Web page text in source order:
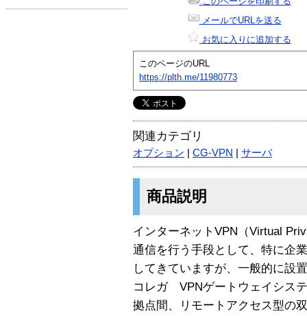
メールでURLを送る
お気に入りに追加する
このページのURL
https://plth.me/11980773
関連カテゴリ
オプション CG-VPN サーバ
商品説明
インターネットVPN（Virtual
通信を行う手段として、特に企
してきていますが、一般的に設
コレガ VPNゲートウェイシス
拠点間、リモートアクセス型の